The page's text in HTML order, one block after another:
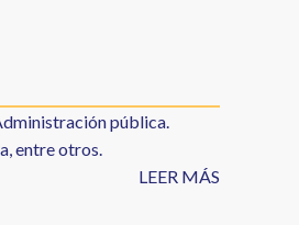
pública.
entre otros.
LEER MÁS